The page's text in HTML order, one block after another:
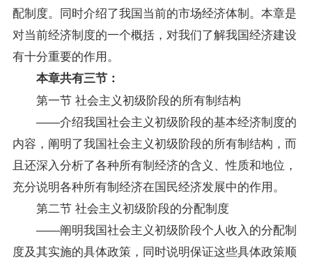
配制度。同时介绍了我国当前的市场经济体制。本章是
对当前经济制度的一个概括，对我们了解我国经济建设
有十分重要的作用。
本章共有三节：
第一节 社会主义初级阶段的所有制结构
――介绍我国社会主义初级阶段的基本经济制度的
内容，阐明了我国社会主义初级阶段的所有制结构，而
且还深入分析了各种所有制经济的含义、性质和地位，
充分说明各种所有制经济在国民经济发展中的作用。
第二节 社会主义初级阶段的分配制度
――阐明我国社会主义初级阶段个人收入的分配制
度及其实施的具体政策 ，同时说明保证这些具体政策顺